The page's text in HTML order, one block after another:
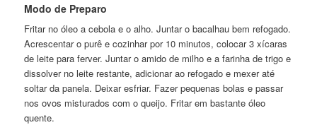
Modo de Preparo
Fritar no óleo a cebola e o alho. Juntar o bacalhau bem refogado.
Acrescentar o purê e cozinhar por 10 minutos, colocar 3 xícaras
de leite para ferver. Juntar o amido de milho e a farinha de trigo e
dissolver no leite restante, adicionar ao refogado e mexer até
soltar da panela. Deixar esfriar. Fazer pequenas bolas e passar
nos ovos misturados com o queijo. Fritar em bastante óleo
quente.